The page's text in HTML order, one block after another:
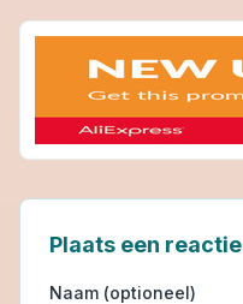
Plaats een reactie
Naam (optioneel)